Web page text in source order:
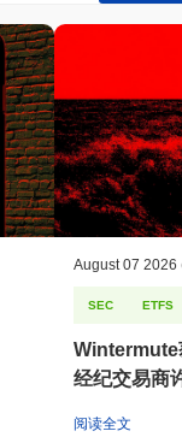
August 07 2026
SEC ETFS
Wintermute
经纪交易商
阅读全文